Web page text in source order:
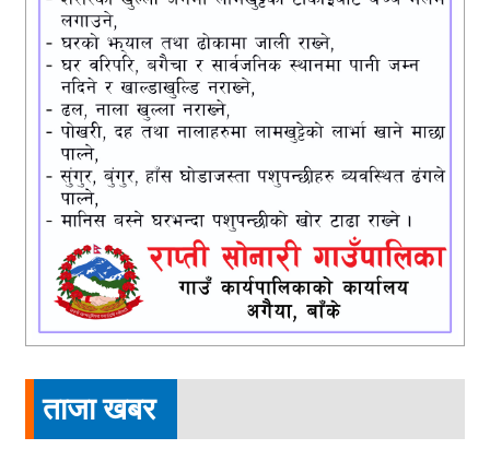
ताजा खबर